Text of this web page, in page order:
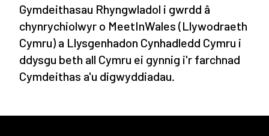
Gymdeithasau Rhyngwladol i gwrdd â
chynrychiolwyr o MeetInWales (Llywodraeth
Cymru) a Llysgenhadon Cynhadledd Cymru i
ddysgu beth all Cymru ei gynnig i'r farchnad
Cymdeithas a'u digwyddiadau.